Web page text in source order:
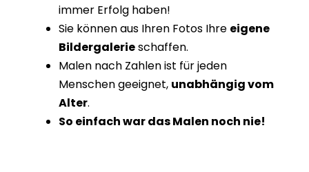
immer Erfolg haben!
Sie können aus Ihren Fotos Ihre eigene
Bildergalerieschaffen.
Malen nach Zahlen ist für jeden
Menschen geeignet, unabhängig vom
Alter.
So einfach war das Malen noch nie!